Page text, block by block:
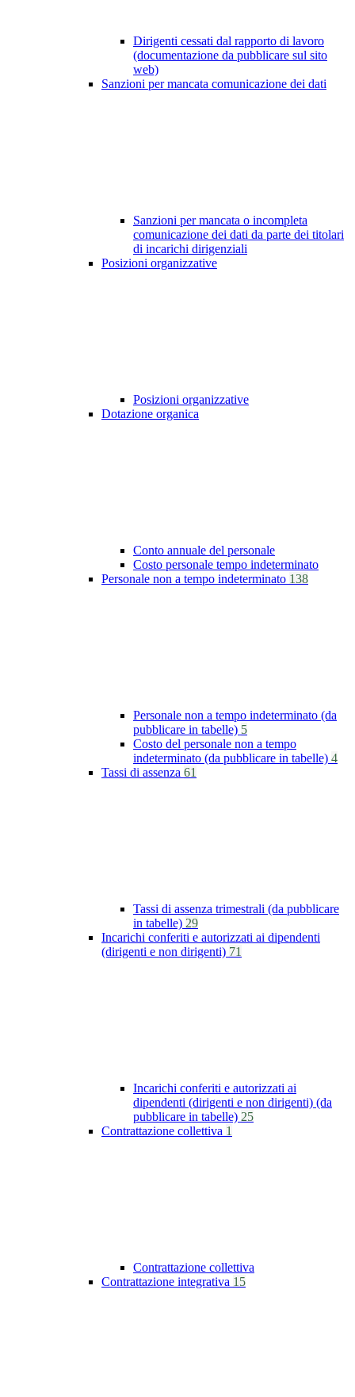
Dirigenti cessati dal rapporto di lavoro
(documentazione da pubblicare sul sito
web)
Sanzioni per mancata comunicazione dei dati
Sanzioni per mancata o incompleta
comunicazione dei dati da parte dei titolari
di incarichi dirigenziali
Posizioni organizzative
Posizioni organizzative
Dotazione organica
Conto annuale del personale
Costo personale tempo indeterminato
Personale non a tempo indeterminato 138
Personale non a tempo indeterminato (da
pubblicare in tabelle) 5
Costo del personale non a tempo
indeterminato (da pubblicare in tabelle) 4
Tassi di assenza 61
Tassi di assenza trimestrali (da pubblicare
in tabelle) 29
Incarichi conferiti e autorizzati ai dipendenti
(dirigenti e non dirigenti) 71
Incarichi conferiti e autorizzati ai
dipendenti (dirigenti e non dirigenti) (da
pubblicare in tabelle) 25
Contrattazione collettiva 1
Contrattazione collettiva
Contrattazione integrativa 15